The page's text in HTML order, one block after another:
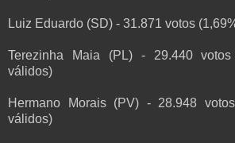
Luiz Eduardo (SD) - 31.871 votos
Terezinha Maia (PL) - 29.440
válidos)
Hermano Morais (PV) - 28.948
válidos)